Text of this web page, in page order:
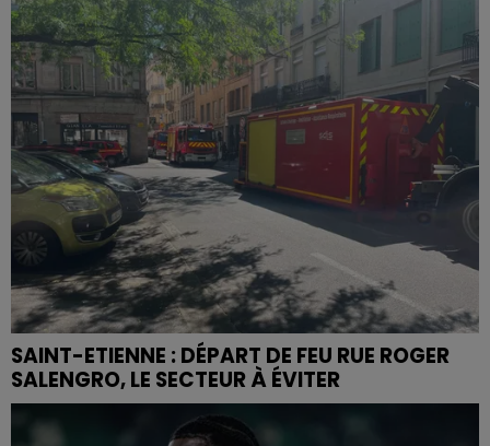
SAINT-ETIENNE : DÉPART DE FEU RUE ROGER
SALENGRO, LE SECTEUR À ÉVITER